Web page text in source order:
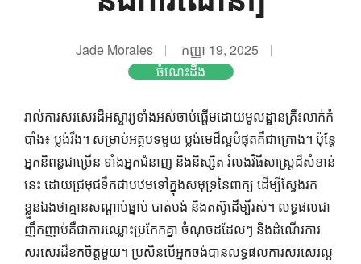
Jade Morales
កញ្ញា 19, 2025
ចំណេះដឹង
រាល់ការសរសេរដ៏អស្ចារ្យទាំងអស់ចាប់ផ្តើមដោយមូលដ្ឋានគ្រឹះលាក់កំ
បាំង៖ ប្លង់រឹង។ សម្រាប់អត្ថបទមួយ ប្លង់មេដ៏ល្អបំផុតគឺជាគ្រោង។ ប៉ុន្តែ
អ្នកនិពន្ធជាច្រើន ទាំងអ្នកជំនាញ និងនិស្សិត រំលងវិធីសាស្រ្តដ៏សំខាន់
នេះ ដោយជ្រមុជទឹកជាបឋមទៅក្នុងសមុទ្រនៃពាក្យ ដើម្បីស្វែងរក
ខ្លួនឯងថាគ្មានសណ្តាប់ធ្នាប់ បាត់បង់ និងតស៊ូដើម្បីរស់។ លទ្ធផលជា
ញឹកញាប់គឺជាការឈ្លោះប្រកែកគ្នា ចំណុចដដែលៗ និងដំណើរការ
សរសេរដ៏ខកចិត្តមួយ។ ប្រសិនបើ​អ្នក​ចង់​បាន​លទ្ធផល​ការ​សរសេរ​ល្អ​